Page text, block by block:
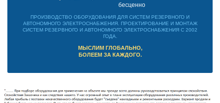
бесценно
ПРОИЗВОДСТВО ОБОРУДОВАНИЯ ДЛЯ СИСТЕМ РЕЗЕРВНОГО И
АВТОНОМНОГО ЭЛЕКТРОСНАБЖЕНИЯ. ПРОЕКТИРОВАНИЕ И МОНТАЖ
СИСТЕМ РЕЗЕРВНОГО И АВТОНОМНОГО ЭЛЕКТРОСНАБЖЕНИЯ С 2002
ГОДА.
МЫСЛИМ ГЛОБАЛЬНО,
БОЛЕЕМ ЗА КАЖДОГО.